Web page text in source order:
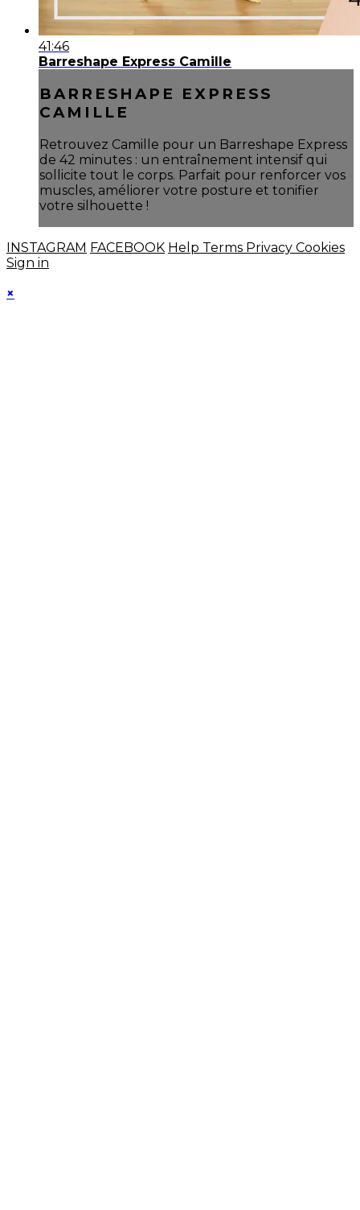
41:46
Barreshape Express Camille
BARRESHAPE EXPRESS
CAMILLE
Retrouvez Camille pour un Barreshape Express
de 42 minutes : un entraînement intensif qui
sollicite tout le corps. Parfait pour renforcer vos
muscles, améliorer votre posture et tonifier
votre silhouette !
INSTAGRAM FACEBOOK Help Terms Privacy Cookies
Sign in
×